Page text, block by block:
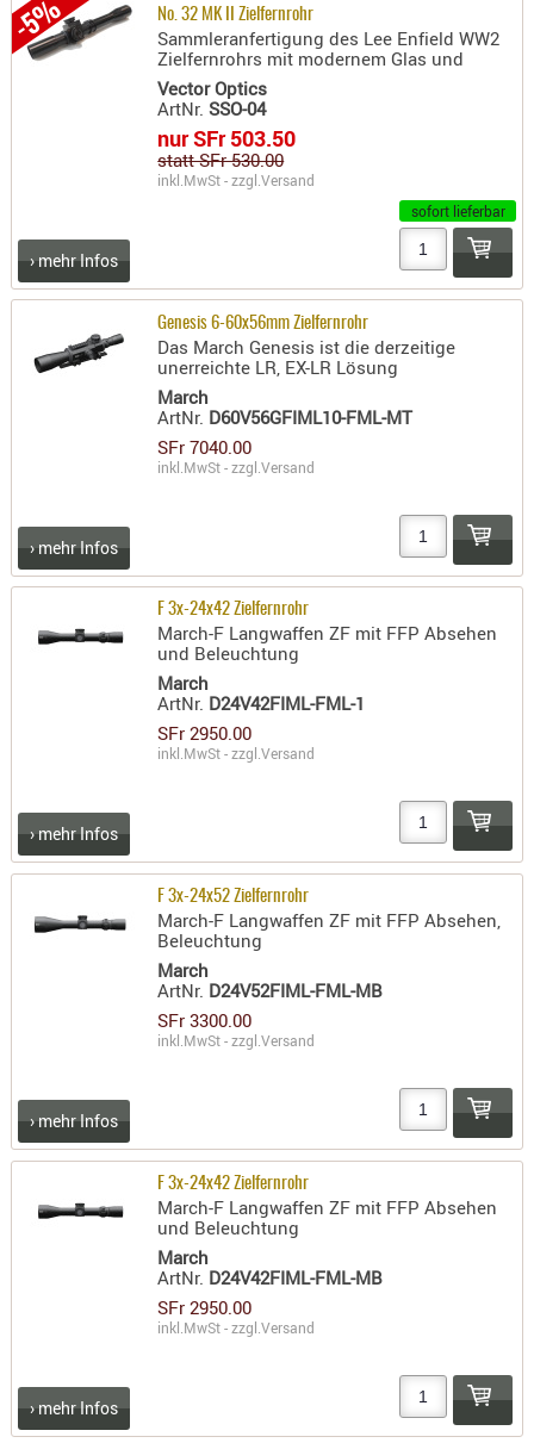
-5% No. 32 MK II Zielfernrohr
Sammleranfertigung des Lee Enfield WW2
Zielfernrohrs mit modernem Glas und
Vector Optics
ArtNr.SSO-04
nur SFr 503.50
statt SFr 530.00
inkl.MwSt - zzgl.Versand
sofort lieferbar
› mehr Infos
Genesis 6-60x56mm Zielfernrohr
Das March Genesis ist die derzeitige
unerreichte LR, EX-LR Lösung
March
ArtNr. D60V56GFIML10-FML-MT
SFr 7040.00
inkl.MwSt - zzgl.Versand
› mehr Infos
F 3x-24x42 Zielfernrohr
March-F Langwaffen ZF mit FFP Absehen
und Beleuchtung
March
ArtNr. D24V42FIML-FML-1
SFr 2950.00
inkl.MwSt - zzgl.Versand
› mehr Infos
F 3x-24x52 Zielfernrohr
March-F Langwaffen ZF mit FFP Absehen,
Beleuchtung
March
ArtNr. D24V52FIML-FML-MB
SFr 3300.00
inkl.MwSt - zzgl.Versand
› mehr Infos
F 3x-24x42 Zielfernrohr
March-F Langwaffen ZF mit FFP Absehen
und Beleuchtung
March
ArtNr. D24V42FIML-FML-MB
SFr 2950.00
inkl.MwSt - zzgl.Versand
› mehr Infos